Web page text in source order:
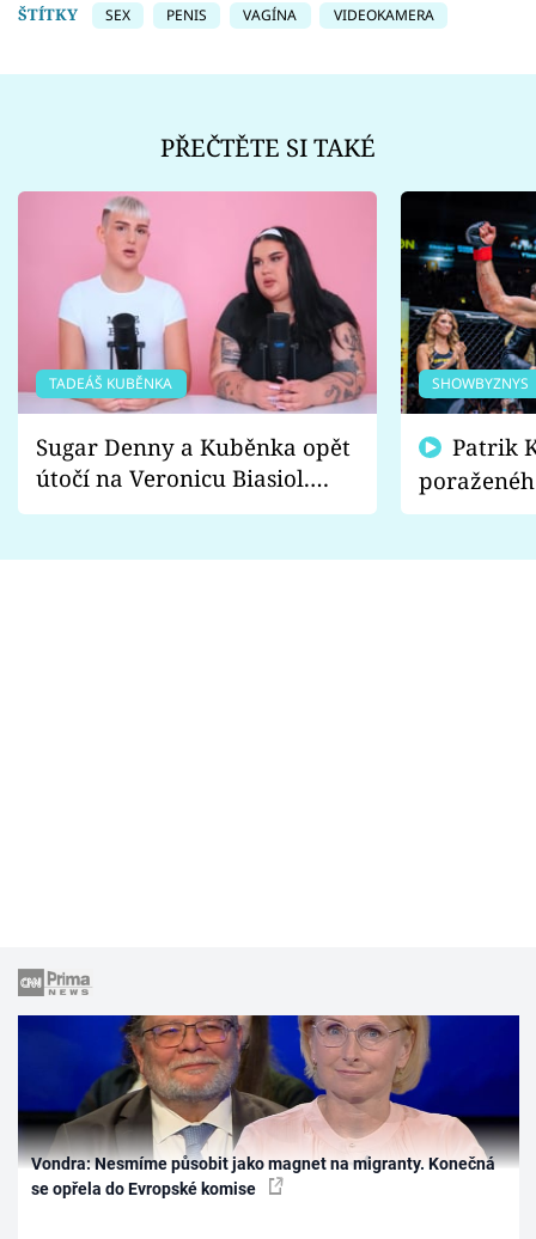
ŠTÍTKY SEX PENIS VAGÍNA VIDEOKAMERA
PŘEČTĚTE SI TAKÉ
TADEÁŠ KUBĚNKA
Sugar Denny a Kuběnka opět
útočí na Veronicu Biasiol.
Proč je podle nich falešná a
SHOWBYZNYS
fanoušci
Vondra: Nesmíme působit jako magnet na migranty. Konečná
se opřela do Evropské komise